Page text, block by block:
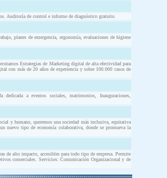
Auditoría de control e informe de diagnóstico gratuito.
planes de emergencia, ergonomía, evaluaciones de higiene
Estrategias de Marketing digital de alta efectividad para
con más de 20 años de experiencia y sobre 100.000 casos de
dedicada a eventos sociales, matrimonios, Inauguraciones,
y humano, queremos una sociedad más inclusiva, equitativa
nuevo tipo de economía colaborativa, donde se promueva la
de alto impacto, accesibles para todo tipo de empresa. Permite
comerciales. Servicios: Comunicación Organizacional y de